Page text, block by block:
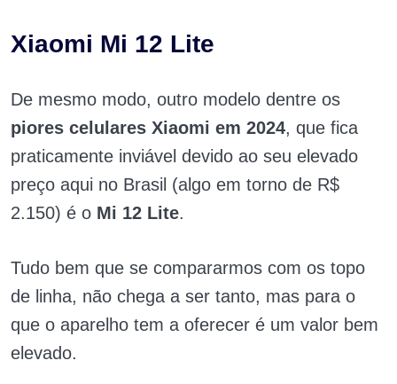
Xiaomi Mi 12 Lite
De mesmo modo, outro modelo dentre os
piores celulares Xiaomi em 2024, que fica
praticamente inviável devido ao seu elevado
preço aqui no Brasil (algo em torno de R$
2.150) é o Mi 12 Lite.
Tudo bem que se compararmos com os topo
de linha, não chega a ser tanto, mas para o
que o aparelho tem a oferecer é um valor bem
elevado.